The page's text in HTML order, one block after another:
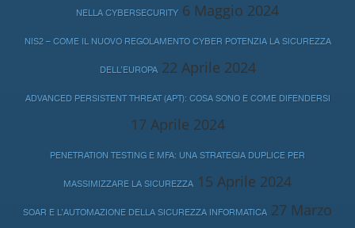
NELLA CYBERSECURITY 6 Maggio 2024
NIS2 – COME IL NUOVO REGOLAMENTO CYBER POTENZIA LA SICUREZZA
DELL’EUROPA 22 Aprile 2024
ADVANCED PERSISTENT THREAT (APT): COSA SONO E COME DIFENDERSI
17 Aprile 2024
PENETRATION TESTING E MFA: UNA STRATEGIA DUPLICE PER
MASSIMIZZARE LA SICUREZZA 15 Aprile 2024
SOAR E L’AUTOMAZIONE DELLA SICUREZZA INFORMATICA 27 Marzo